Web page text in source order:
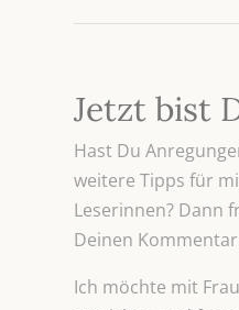
Jetzt bist
Hast Du
weitere Tipps für
Leserinnen? Dann
Deinen
Ich möchte mit